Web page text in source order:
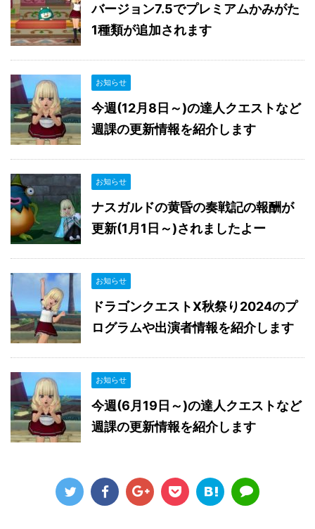
バージョン7.5でプレミアムかみがた
1種類が追加されます
お知らせ
今週(12月8日～)の達人クエストなど
週課の更新情報を紹介します
お知らせ
ナスガルドの黄昏の奏戦記の報酬が
更新(1月1日～)されましたよー
お知らせ
ドラゴンクエストX秋祭り2024のプ
ログラムや出演者情報を紹介します
お知らせ
今週(6月19日～)の達人クエストなど
週課の更新情報を紹介します